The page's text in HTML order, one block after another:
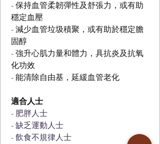
- 保持血管柔韌彈性及舒張力，或有助
穩定血壓
- 減少血管垃圾積聚，或有助於穩定膽
固醇
- 強升心肌力量和體力，具抗炎及抗氧
化功效
- 能清除自由基，延緩血管老化
適合人士
- 肥胖人士
- 缺乏運動人士
- 飲食不規律人士